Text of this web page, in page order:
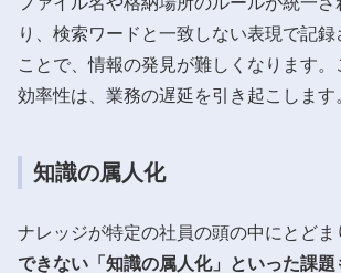
り、検索ワードと一致しない表現で記
ことで、情報の発見が難しくなります
効率性は、業務の遅延を引き起こします
知識の属人化
ナレッジが特定の社員の頭の中にとどま
できない「知識の属人化」といった課